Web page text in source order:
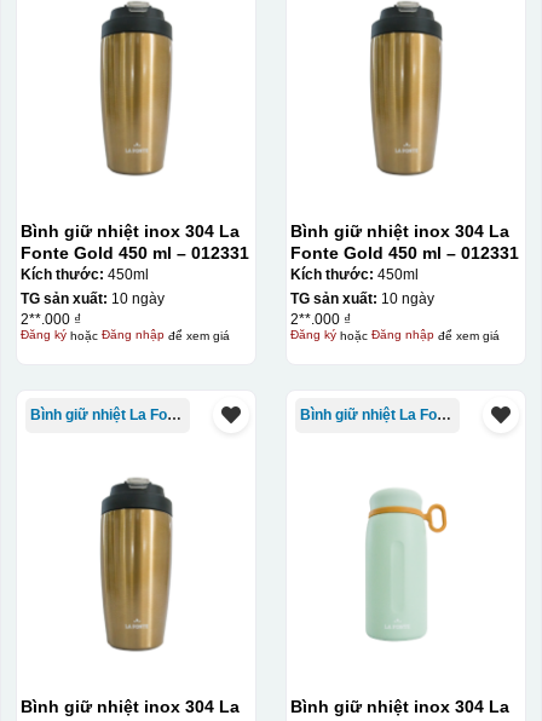
Bình giữ nhiệt inox 304 La
Fonte Gold 450 ml – 012331
Kích thước: 450ml
TG sản xuất: 10 ngày
2**.000 ₫
Đăng kýhoặc Đăng nhậpđể xem giá
Bình giữ nhiệt inox 304 La
Fonte Gold 450 ml – 012331
Kích thước: 450ml
TG sản xuất: 10 ngày
2**.000 ₫
Đăng kýhoặc Đăng nhậpđể xem giá
Bình giữ nhiệt La Fonte
Bình giữ nhiệt inox 304 La
Bình giữ nhiệt La Fonte
Bình giữ nhiệt inox 304 La